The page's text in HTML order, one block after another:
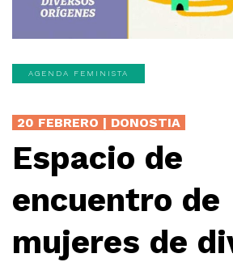
AGENDA FEMINISTA
20 FEBRERO | DONOSTIA
Espacio de
encuentro de
mujeres de